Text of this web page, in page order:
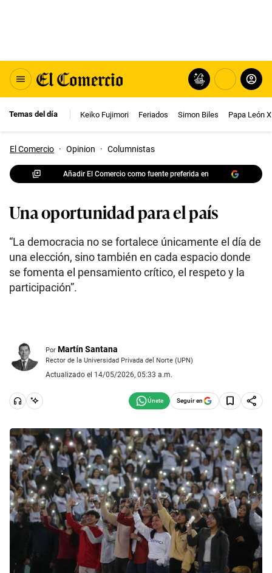
Temas del día Keiko Fujimori Feriados Simon Biles Papa León
El Comercio · Opinion · Columnistas
Añadir El Comercio como fuente preferida en
Una oportunidad para el país
“La democracia no se fortalece únicamente el día de
una elección, sino también en cada espacio donde
se fomenta el pensamiento crítico, el respeto y la
participación”.
Por Martín Santana
Rector de la Universidad Privada del Norte (UPN)
Actualizado el 14/05/2026, 05:33 a.m.
Seguir en